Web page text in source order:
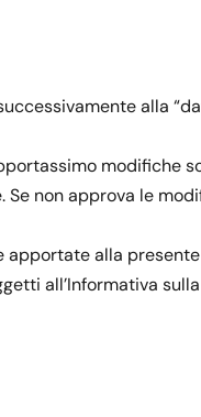
alla
modifiche
non approva le
alla
all’Informativa